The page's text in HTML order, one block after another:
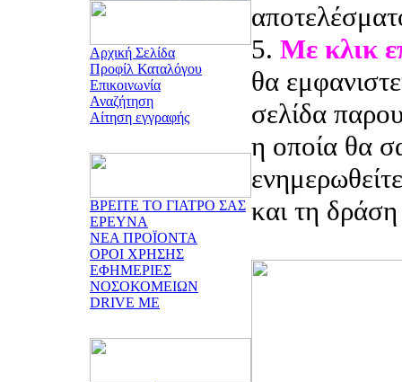
Αρχική Σελίδα
Προφίλ Καταλόγου
Επικοινωνία
Αναζήτηση
Αίτηση εγγραφής
ΒΡΕΙΤΕ ΤΟ ΓΙΑΤΡΟ ΣΑΣ
ΕΡΕΥΝΑ
ΝΕΑ ΠΡΟΪΟΝΤΑ
ΟΡΟΙ ΧΡΗΣΗΣ
ΕΦΗΜΕΡΙΕΣ
ΝΟΣΟΚΟΜΕΙΩΝ
DRIVE ME
5. Με κλικ
θα
σελίδα
η οποία θα
και τη